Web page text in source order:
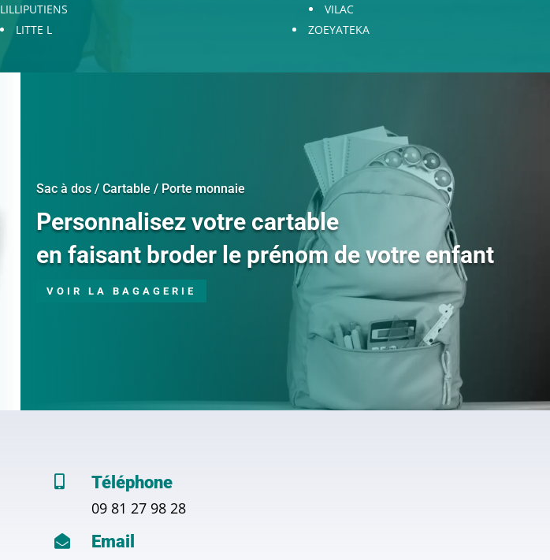
LILLIPUTIENS
LITTE L
VILAC
ZOEYATEKA
Sac à dos / Cartable / Porte monnaie
Personnalisez votre cartable
en faisant broder le prénom de votre enfant
VOIR LA BAGAGERIE
 Téléphone
09 81 27 98 28
 Email